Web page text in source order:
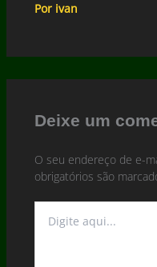
Por ivan
Deixe um
O seu endereço de e-
obrigatórios são
aqui...